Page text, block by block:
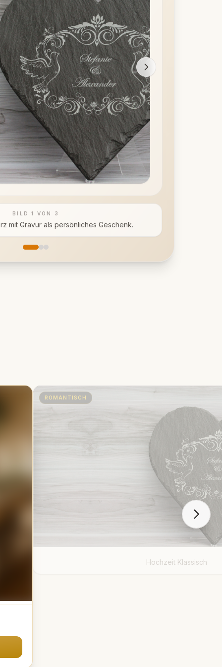
BILD1 VON 3
mit Gravur als persönliches Geschenk.
ROMANTISCH
Hochzeit Klassisch